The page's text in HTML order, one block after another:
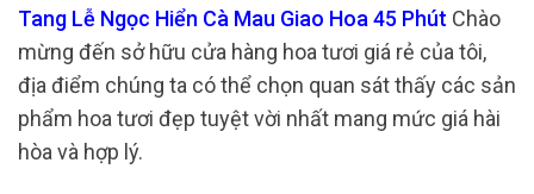
Tang Lễ Ngọc Hiển Cà Mau Giao Hoa 45 Phút Chào
mừng đến sở hữu cửa hàng hoa tươi giá rẻ của tôi,
địa điểm chúng ta có thể chọn quan sát thấy các sản
phẩm hoa tươi đẹp tuyệt vời nhất mang mức giá hài
hòa và hợp lý.